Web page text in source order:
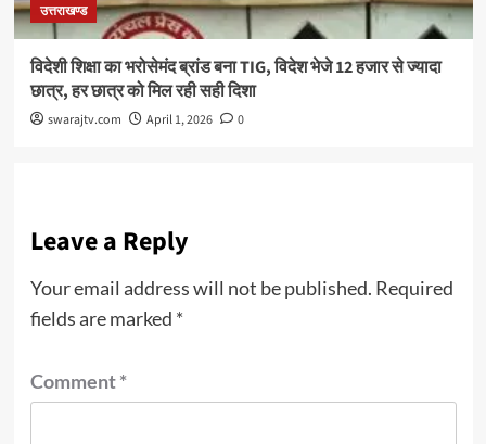
उत्तराखण्ड
विदेशी शिक्षा का भरोसेमंद ब्रांड बना TIG, विदेश भेजे 12 हजार से ज्यादा
छात्र, हर छात्र को मिल रही सही दिशा
swarajtv.com April 1, 2026 0
Leave a Reply
Your email address will not be published. Required
fields are marked *
Comment*